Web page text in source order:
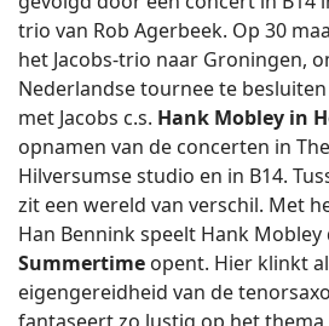
trio van Rob Agerbeek. Op 30
het Jacobs-trio naar Groningen,
Nederlandse tournee te
met Jacobs c.s. Hank Mobley in
opnamen van de concerten in
Hilversumse studio en in B14.
zit een wereld van verschil. Met
Han Bennink speelt Hank
Summertime opent. Hier klinkt
eigengereidheid van de